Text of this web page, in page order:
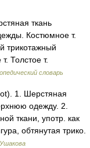
ткань
Костюмное т.
трикотажный
Толстое т.
словарь
1. Шерстяная
одежду. 2.
ткани, употр. как
обтянутая трико.